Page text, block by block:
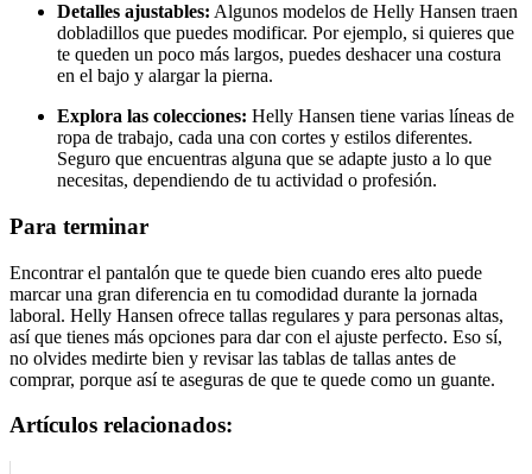
Detalles ajustables: Algunos modelos de Helly Hansen traen
dobladillos que puedes modificar. Por ejemplo, si quieres que
te queden un poco más largos, puedes deshacer una costura
en el bajo y alargar la pierna.
Explora las colecciones: Helly Hansen tiene varias líneas de
ropa de trabajo, cada una con cortes y estilos diferentes.
Seguro que encuentras alguna que se adapte justo a lo que
necesitas, dependiendo de tu actividad o profesión.
Para terminar
Encontrar el pantalón que te quede bien cuando eres alto puede
marcar una gran diferencia en tu comodidad durante la jornada
laboral. Helly Hansen ofrece tallas regulares y para personas altas,
así que tienes más opciones para dar con el ajuste perfecto. Eso sí,
no olvides medirte bien y revisar las tablas de tallas antes de
comprar, porque así te aseguras de que te quede como un guante.
Artículos relacionados: